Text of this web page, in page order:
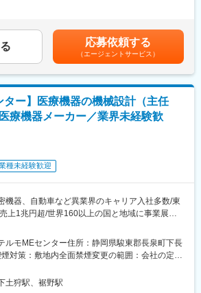
対応で休日出勤が0～1回/月 発生します。国内各
型メーカーや成形サプライヤーが複数社あり、
形トライ時には、取引先へ宿泊を伴う出張（2～
ます。
魅力：
われることなく、新技術工法活用、開発、チャ
性、品質、収益改善して貢献できること
の定める業務
発内の包装表示統括部門にて、下記業務をお任
ックしつつ、全製品の表示設計を担う
ルストーン作成、関連部門の紐づけおよび実評
包装資材の新規導入/変更を進める
または決定をタイムリーにサポートするため、
からの助言・調査を行う
動もあります。
名弱の組織となっています。風通しの良い組織
する可能性があります。月給(月額)は固定手当を
応募依頼する
（エージェントサービス）
ター】医療機器の機械設計（主任
療機器メーカー／業界未経験歓
種未経験歓迎
機器、自動車など異業界のキャリア入社多数/東
上1兆円超/世界160以上の国と地域に事業展開
など生命維持装置の開発を企画から量産化ま
れるポジションです！
機器業界からの中途入社実績多数！
と地域で使用される製品の開発職です！
ルモMEセンター住所：静岡県駿東郡長泉町下長
対策：敷地内全面禁煙変更の範囲：会社の定め
トワーク含む）
土狩駅、裾野駅